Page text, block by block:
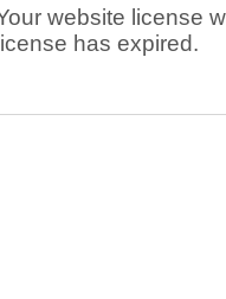
website license
has expired.